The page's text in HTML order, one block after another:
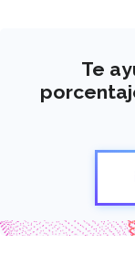
Te